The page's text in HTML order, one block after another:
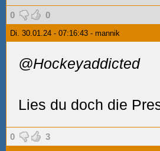
0 0
Di. 30.01.24 - 07:16:43 - mannik
@Hockeyaddicted
Lies du doch die
0 3